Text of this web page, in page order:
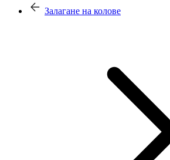
Залагане на колове